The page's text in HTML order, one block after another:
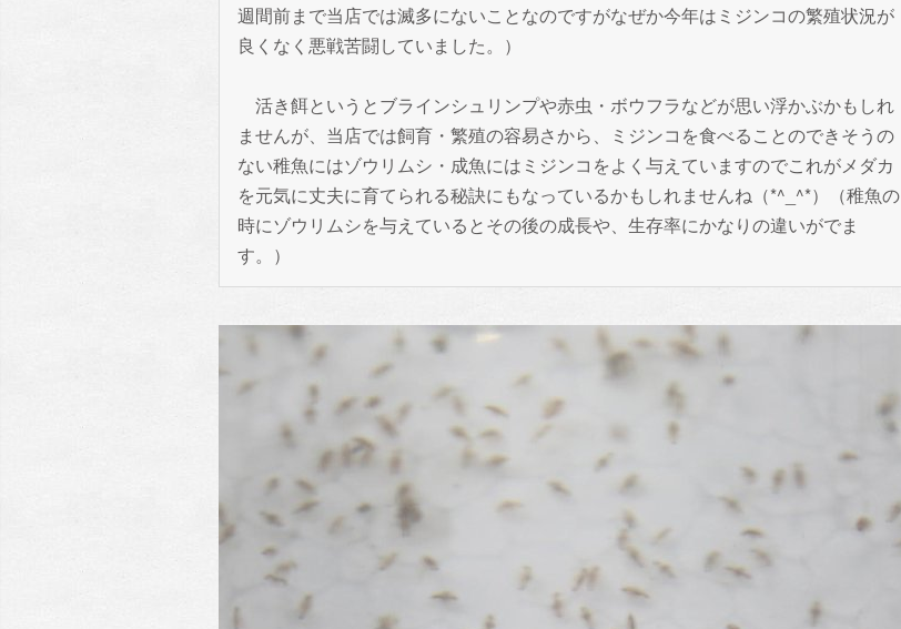
週間前まで当店では滅多にないことなのですがなぜか今年はミジンコの繁殖状況が
良くなく悪戦苦闘していました。）
活き餌というとブラインシュリンプや赤虫・ボウフラなどが思い浮かぶかもしれ
ませんが、当店では飼育・繁殖の容易さから、ミジンコを食べることのできそうの
ない稚魚にはゾウリムシ・成魚にはミジンコをよく与えていますのでこれがメダカ
を元気に丈夫に育てられる秘訣にもなっているかもしれませんね（*^_^*）（稚魚の
時にゾウリムシを与えているとその後の成長や、生存率にかなりの違いがでま
す。）